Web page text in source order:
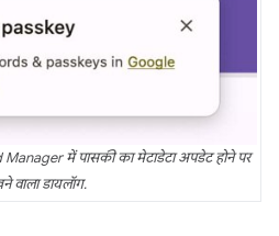
में पासकी का मेटाडेटा अपडेट होने पर
वाला डायलॉग.